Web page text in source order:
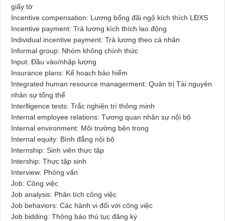
giấy tờ
Incentive compensation: Lương bổng đãi ngộ kích thích LĐXS
Incentive payment: Trả lương kích thích lao động
Individual incentive payment: Trả lương theo cá nhân
Informal group: Nhóm không chính thức
Input: Đầu vào/nhập lượng
Insurance plans: Kế hoạch bảo hiểm
Integrated human resource managerment: Quản trị Tài nguyên
nhân sự tổng thể
Interlligence tests: Trắc nghiện trí thông minh
Internal employee relations: Tương quan nhân sự nội bộ
Internal environment: Môi trường bên trong
Internal equity: Bình đẳng nội bộ
Internship: Sinh viên thực tập
Intership: Thực tập sinh
Interview: Phỏng vấn
Job: Công việc
Job analysis: Phân tích công việc
Job behaviors: Các hành vi đối với công việc
Job bidding: Thông báo thủ tục đăng ký